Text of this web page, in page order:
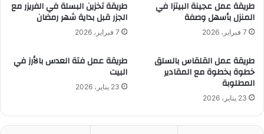
طريقة عمل عجينة البيتزا في
المنزل بأسهل وصفة
7 فبراير، 2026
طريقة تخزين البسلة في الفريزر مع
الجزر قبل بداية شهر رمضان
7 فبراير، 2026
طريقة عمل القلقاس بالسلق
خطوة بخطوة مع المقادير
المطلوبة
23 يناير، 2026
طريقة عمل فتة العدس بالأرز في
البيت
23 يناير، 2026